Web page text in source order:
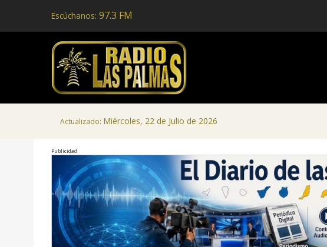
Escúchanos: 97.3 FM
Actualizado: Miércoles, 22 de Julio de 2026
Publicidad